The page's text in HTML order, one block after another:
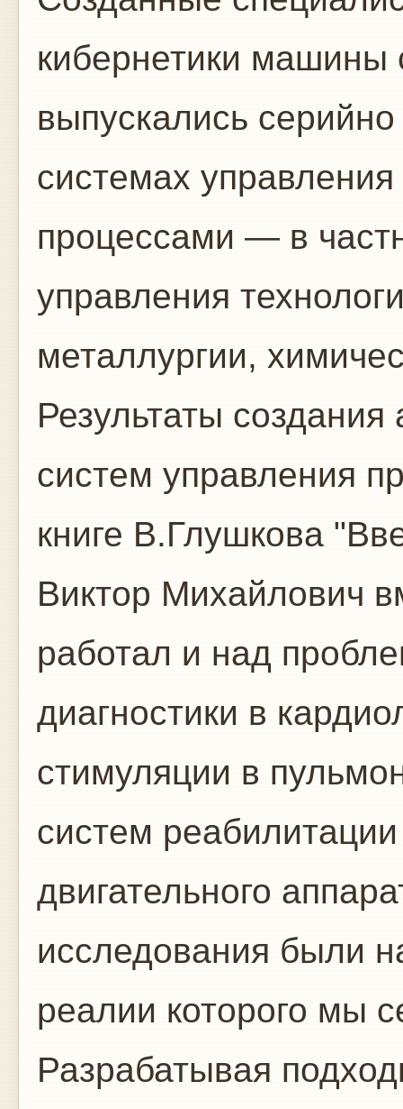
кибернетики машины
выпускались
системах
процессами — в
управления
металлургии,
Результаты
систем управления
книге В.Глушкова
Виктор Михайлович
работал и над
диагностики в
стимуляции в
систем
двигательного
исследования были
реалии которого мы
Разрабатывая